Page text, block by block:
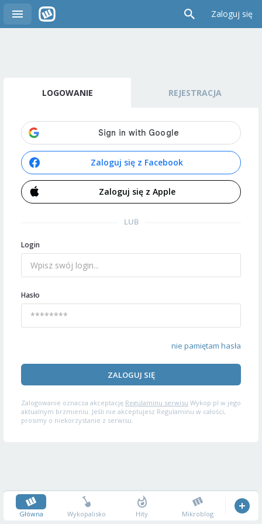
Zaloguj się
LOGOWANIE REJESTRACJA
Zaloguj się z Facebook
Zaloguj się z Apple
LUB
Login
Hasło
nie pamiętam hasła
ZALOGUJ SIĘ
Zalogowanie oznacza akceptację Regulaminu serwisu Wykop.pl w jego
aktualnym brzmieniu. Jeśli nie akceptujesz Regulaminu w całości,
prosimy o niekorzystanie z serwisu.
Główna Wykopalisko Hity Mikroblog